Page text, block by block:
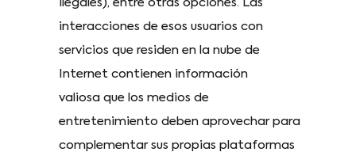
ilegales), entre otras opciones. Las
interacciones de esos usuarios con
servicios que residen en la nube de
Internet contienen información
valiosa que los medios de
entretenimiento deben aprovechar para
complementar sus propias plataformas